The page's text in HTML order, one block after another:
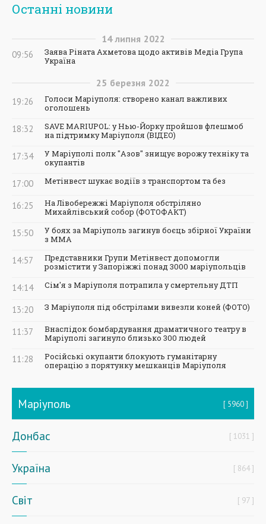
Останні новини
14 липня 2022
09:56
Заява Ріната Ахметова щодо активів Медіа Група
Україна
25 березня 2022
19:26
Голоси Маріуполя: створено канал важливих
оголошень
18:32
SAVE MARIUPOL: у Нью-Йорку пройшов флешмоб
на підтримку Маріуполя (ВІДЕО)
17:34
У Маріуполі полк "Азов" знищує ворожу техніку та
окупантів
17:00 Метінвест шукає водіїв з транспортом та без
16:25
На Лівобережжі Маріуполя обстріляно
Михайлівський собор (ФОТОФАКТ)
15:50
У боях за Маріуполь загинув боєць збірної України
з ММА
14:57
Представники Групи Метінвест допомогли
розмістити у Запоріжжі понад 3000 маріупольців
14:14 Сім'я з Маріуполя потрапила у смертельну ДТП
13:20 З Маріуполя під обстрілами вивезли коней (ФОТО)
11:37
Внаслідок бомбардування драматичного театру в
Маріуполі загинуло близько 300 людей
11:28
Російські окупанти блокують гуманітарну
операцію з порятунку мешканців Маріуполя
Маріуполь 5960
Донбас 1031
Україна 864
Світ 97